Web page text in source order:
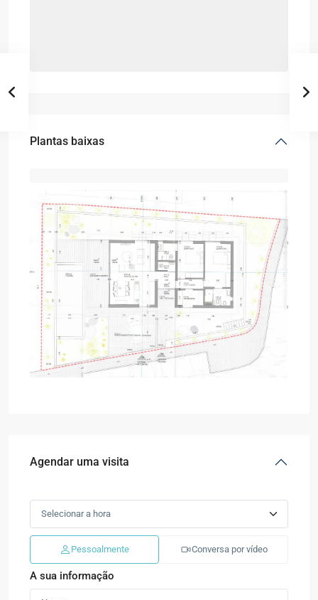
Plantas baixas
Agendar uma visita
Pessoalmente Conversa por vídeo
A sua informação